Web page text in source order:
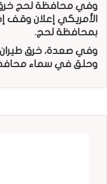
وفي محافظة لحج خرق
الأمريكي إعلان وقف
بمحافظة لحج.
وفي صعدة، خرق طيران
وحلق في سماء